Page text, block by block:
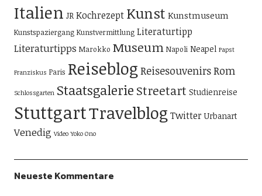
Italien JR Kochrezept Kunst Kunstmuseum
Kunstspaziergang Kunstvermittlung Literaturtipp
Literaturtipps Marokko Museum Napoli Neapel Papst
Franziskus Paris Reiseblog ReisesouvenirsRom
Schlossgarten Staatsgalerie Streetart Studienreise
StuttgartTravelblog Twitter Urbanart
Venedig Video Yoko Ono
Neueste Kommentare